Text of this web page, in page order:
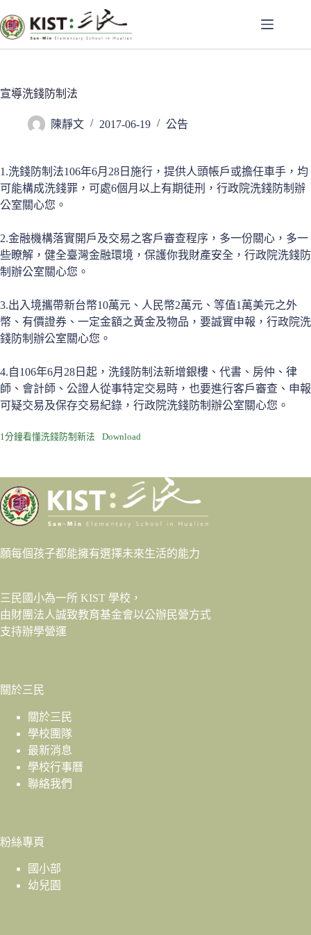
至
主
容
宣導洗錢防制法
陳靜文 2017-06-19 公告
1.洗錢防制法106年6月28日施行，提供人頭帳戶或擔任車手，均
可能構成洗錢罪，可處6個月以上有期徒刑，行政院洗錢防制辦
公室關心您。
2.金融機構落實開戶及交易之客戶審查程序，多一份關心，多一
些瞭解，健全臺灣金融環境，保護你我財產安全，行政院洗錢防
制辦公室關心您。
3.出入境攜帶新台幣10萬元、人民幣2萬元、等值1萬美元之外
幣、有價證券、一定金額之黃金及物品，要誠實申報，行政院洗
錢防制辦公室關心您。
4.自106年6月28日起，洗錢防制法新增銀樓、代書、房仲、律
師、會計師、公證人從事特定交易時，也要進行客戶審查、申報
可疑交易及保存交易紀錄，行政院洗錢防制辦公室關心您。
1分鐘看懂洗錢防制新法 Download
願每個孩子都能擁有選擇未來生活的能力
三民國小為一所 KIST 學校，
由財團法人誠致教育基金會以公辦民營方式
支持辦學營運
關於三民
關於三民
學校團隊
最新消息
學校行事曆
聯絡我們
粉絲專頁
國小部
幼兒園